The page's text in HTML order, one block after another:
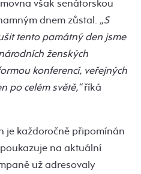
však senátorskou
dnem zůstal. „S
tento památný den jsme
ženských
konferencí, veřejných
po celém světě,“říká
je každoročně připomínán
na aktuální
už adresovaly